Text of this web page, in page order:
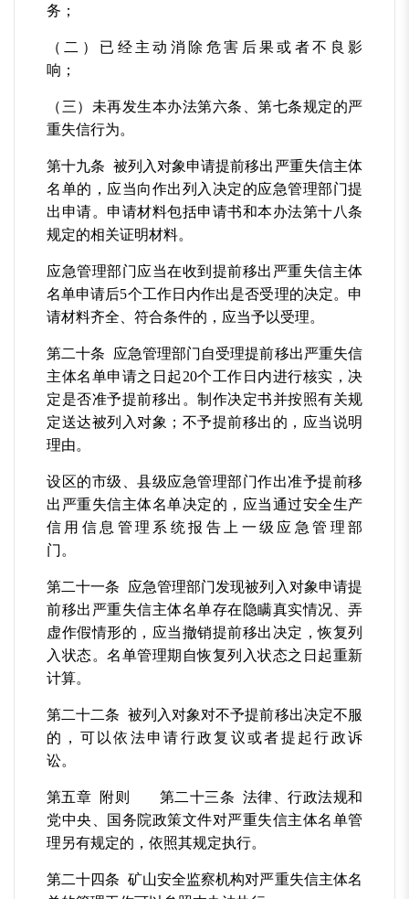
务；
（二）已经主动消除危害后果或者不良影
响；
（三）未再发生本办法第六条、第七条规定的严
重失信行为。
第十九条 被列入对象申请提前移出严重失信主体
名单的，应当向作出列入决定的应急管理部门提
出申请。申请材料包括申请书和本办法第十八条
规定的相关证明材料。
应急管理部门应当在收到提前移出严重失信主体
名单申请后5个工作日内作出是否受理的决定。申
请材料齐全、符合条件的，应当予以受理。
第二十条 应急管理部门自受理提前移出严重失信
主体名单申请之日起20个工作日内进行核实，决
定是否准予提前移出。制作决定书并按照有关规
定送达被列入对象；不予提前移出的，应当说明
理由。
设区的市级、县级应急管理部门作出准予提前移
出严重失信主体名单决定的，应当通过安全生产
信用信息管理系统报告上一级应急管理部
门。
第二十一条 应急管理部门发现被列入对象申请提
前移出严重失信主体名单存在隐瞒真实情况、弄
虚作假情形的，应当撤销提前移出决定，恢复列
入状态。名单管理期自恢复列入状态之日起重新
计算。
第二十二条 被列入对象对不予提前移出决定不服
的，可以依法申请行政复议或者提起行政诉
讼。
第五章 附则 第二十三条 法律、行政法规和
党中央、国务院政策文件对严重失信主体名单管
理另有规定的，依照其规定执行。
第二十四条 矿山安全监察机构对严重失信主体名